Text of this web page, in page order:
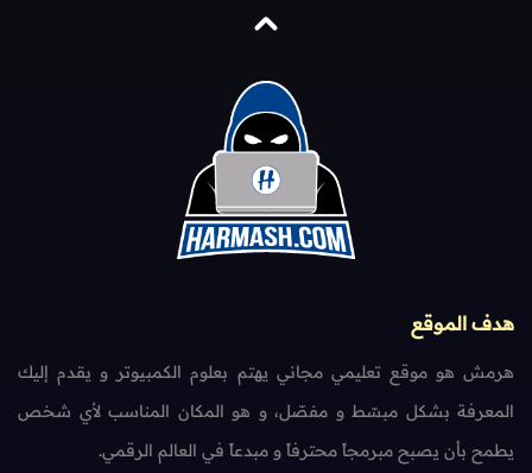
هدف الموقع
هرمش هو موقع تعليمي مجاني يهتم بعلوم الكمبيوتر و يقدم إليك
المعرفة بشكل مبسّط و مفصّل، و هو المكان المناسب لأي شخص
يطمح بأن يصبح مبرمجاً محترفاً و مبدعاً في العالم الرقمي.